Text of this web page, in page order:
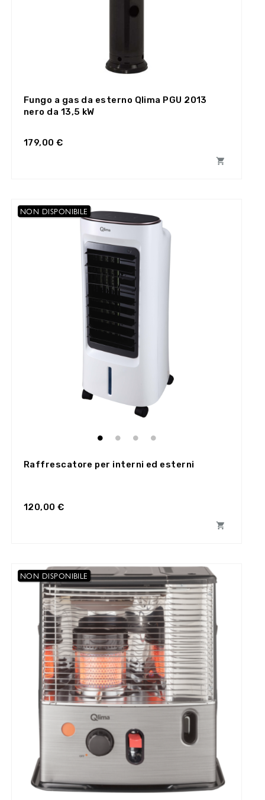
Fungo a gas da esterno Qlima PGU 2013
nero da 13,5 kW
179,00 €

NON DISPONIBILE
Raffrescatore per interni ed esterni
120,00 €

NON DISPONIBILE